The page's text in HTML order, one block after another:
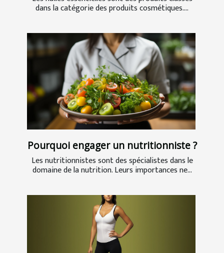
dans la catégorie des produits cosmétiques....
Pourquoi engager un nutritionniste ?
Les nutritionnistes sont des spécialistes dans le
domaine de la nutrition. Leurs importances ne...